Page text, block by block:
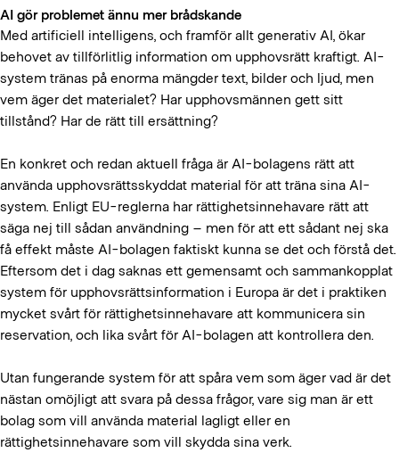
AI gör problemet ännu mer brådskande
Med artificiell intelligens, och framför allt generativ AI, ökar
behovet av tillförlitlig information om upphovsrätt kraftigt. AI-
system tränas på enorma mängder text, bilder och ljud, men
vem äger det materialet? Har upphovsmännen gett sitt
tillstånd? Har de rätt till ersättning?
En konkret och redan aktuell fråga är AI-bolagens rätt att
använda upphovsrättsskyddat material för att träna sina AI-
system. Enligt EU-reglerna har rättighetsinnehavare rätt att
säga nej till sådan användning – men för att ett sådant nej ska
få effekt måste AI-bolagen faktiskt kunna se det och förstå det.
Eftersom det i dag saknas ett gemensamt och sammankopplat
system för upphovsrättsinformation i Europa är det i praktiken
mycket svårt för rättighetsinnehavare att kommunicera sin
reservation, och lika svårt för AI-bolagen att kontrollera den.
Utan fungerande system för att spåra vem som äger vad är det
nästan omöjligt att svara på dessa frågor, vare sig man är ett
bolag som vill använda material lagligt eller en
rättighetsinnehavare som vill skydda sina verk.